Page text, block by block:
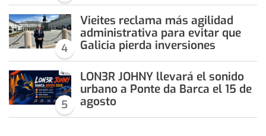
4
Vieites reclama más agilidad
administrativa para evitar que
Galicia pierda inversiones
5
LON3R JOHNY llevará el sonido
urbano a Ponte da Barca el 15 de
agosto